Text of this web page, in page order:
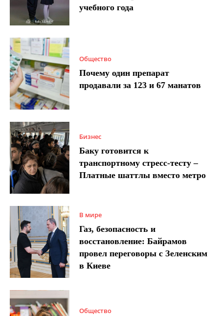
учебного года
Общество
Почему один препарат
продавали за 123 и 67 манатов
Бизнес
Баку готовится к
транспортному стресс-тесту –
Платные шаттлы вместо метро
В мире
Газ, безопасность и
восстановление: Байрамов
провел переговоры с Зеленским
в Киеве
Общество